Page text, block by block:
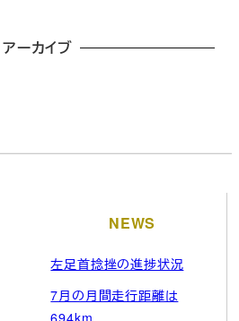
アーカイブ
NEWS
左足首捻挫の進捗状況
7月の月間走行距離は
694km